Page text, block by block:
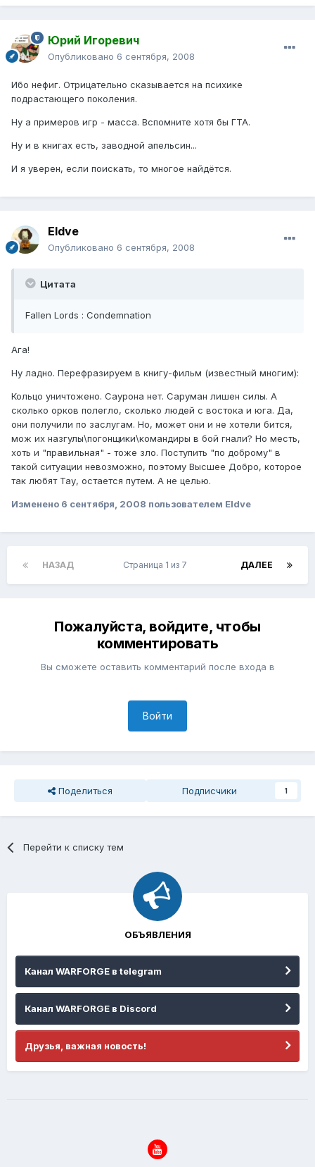
Юрий Игоревич
Опубликовано 6 сентября, 2008
Ибо нефиг. Отрицательно сказывается на психике
подрастающего поколения.
Ну а примеров игр - масса. Вспомните хотя бы ГТА.
Ну и в книгах есть, заводной апельсин...
И я уверен, если поискать, то многое найдётся.
Eldve
Опубликовано 6 сентября, 2008
Цитата
Fallen Lords : Condemnation
Ага!
Ну ладно. Перефразируем в книгу-фильм (известный многим):
Кольцо уничтожено. Саурона нет. Саруман лишен силы. А
сколько орков полегло, сколько людей с востока и юга. Да,
они получили по заслугам. Но, может они и не хотели бится,
мож их назгулы\погонщики\командиры в бой гнали? Но месть,
хоть и "правильная" - тоже зло. Поступить "по доброму" в
такой ситуации невозможно, поэтому Высшее Добро, которое
так любят Тау, остается путем. А не целью.
Изменено 6 сентября, 2008 пользователем Eldve
НАЗАД ДАЛЕЕ
Страница 1 из 7
Пожалуйста, войдите, чтобы
комментировать
Вы сможете оставить комментарий после входа в
Войти
Поделиться Подписчики 1
Перейти к списку тем
ОБЪЯВЛЕНИЯ
Канал WARFORGE в telegram
Канал WARFORGE в Discord
Друзья, важная новость!